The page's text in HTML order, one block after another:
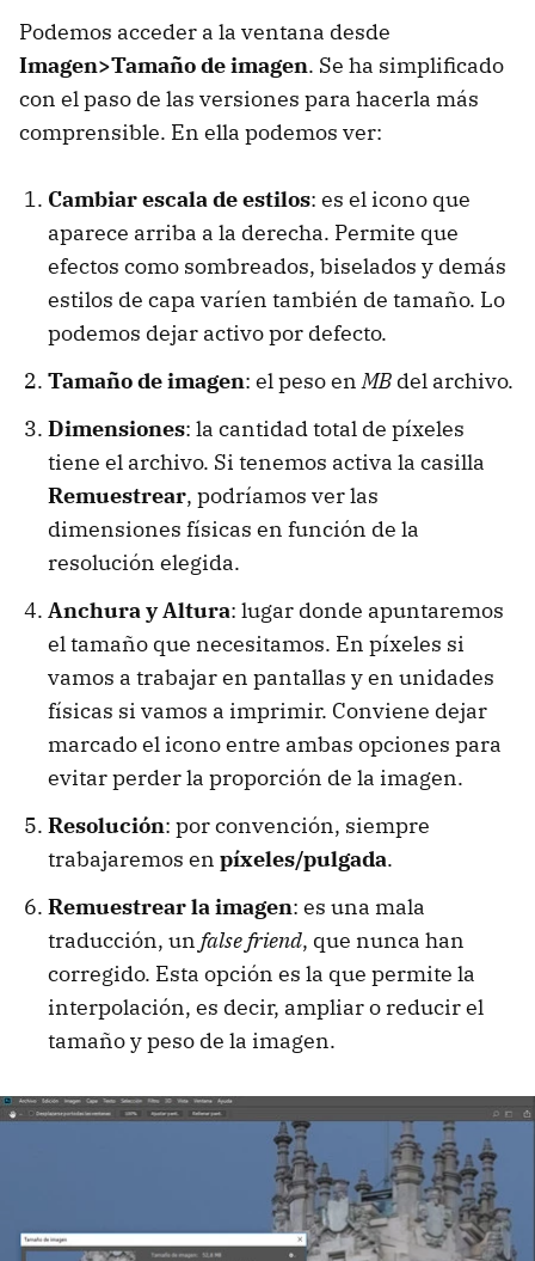
Podemos acceder a la ventana desde
Imagen>Tamaño de imagen. Se ha simplificado
con el paso de las versiones para hacerla más
comprensible. En ella podemos ver:
Cambiar escala de estilos: es el icono que
aparece arriba a la derecha. Permite que
efectos como sombreados, biselados y demás
estilos de capa varíen también de tamaño. Lo
podemos dejar activo por defecto.
Tamaño de imagen: el peso enMB del archivo.
Dimensiones: la cantidad total de píxeles
tiene el archivo. Si tenemos activa la casilla
Remuestrear, podríamos ver las
dimensiones físicas en función de la
resolución elegida.
Anchura y Altura: lugar donde apuntaremos
el tamaño que necesitamos. En píxeles si
vamos a trabajar en pantallas y en unidades
físicas si vamos a imprimir. Conviene dejar
marcado el icono entre ambas opciones para
evitar perder la proporción de la imagen.
Resolución: por convención, siempre
trabajaremos en píxeles/pulgada.
Remuestrear la imagen: es una mala
traducción, un false friend, que nunca han
corregido. Esta opción es la que permite la
interpolación, es decir, ampliar o reducir el
tamaño y peso de la imagen.